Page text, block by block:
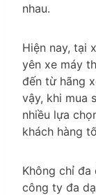
nhau.
Hiện nay, tại
yên xe máy
đến từ hãng
vậy, khi mua
nhiều lựa
khách hàng
Không chỉ đa
công ty đa